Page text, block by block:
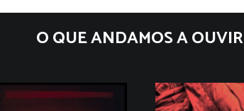
O QUE ANDAMOS A OUVIR